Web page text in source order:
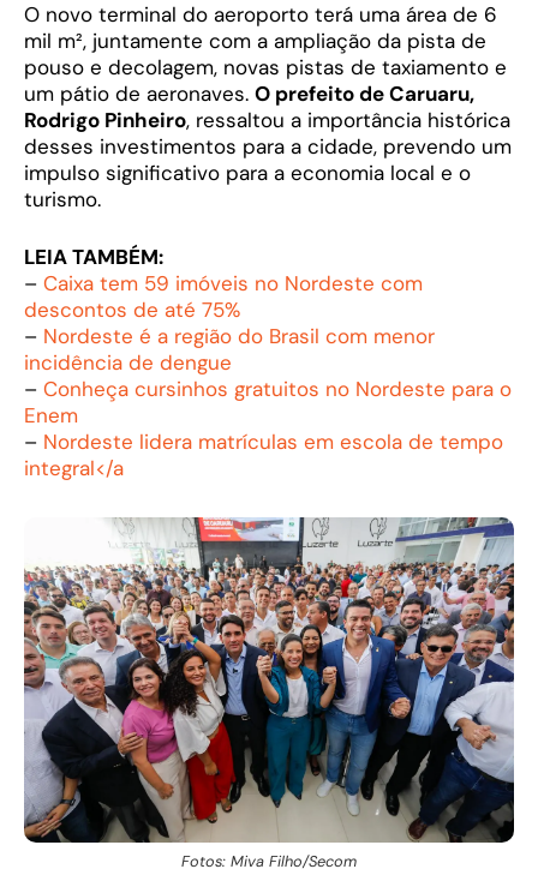
O novo terminal do aeroporto terá uma área de 6
mil m², juntamente com a ampliação da pista de
pouso e decolagem, novas pistas de taxiamento e
um pátio de aeronaves. O prefeito de Caruaru,
Rodrigo Pinheiro, ressaltou a importância histórica
desses investimentos para a cidade, prevendo um
impulso significativo para a economia local e o
turismo.
LEIA TAMBÉM:
– Caixa tem 59 imóveis no Nordeste com
descontos de até 75%
– Nordeste é a região do Brasil com menor
incidência de dengue
– Conheça cursinhos gratuitos no Nordeste para o
Enem
– Nordeste lidera matrículas em escola de tempo
integral</a
Fotos: Miva Filho/Secom